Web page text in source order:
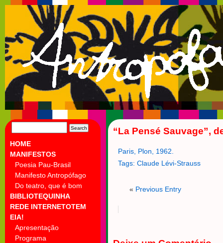
FOR:
HOME
MANIFESTOS
Poesia Pau-Brasil
Manifesto Antropófago
Do teatro, que é bom
BIBLIOTEQUINHA
REDE INTERNETOTEM
EIA!
Apresentação
Programa
“La Pensé Sauvage”,
Paris, Plon, 1962.
Tags: Claude Lévi-Strauss
« Previous Entry